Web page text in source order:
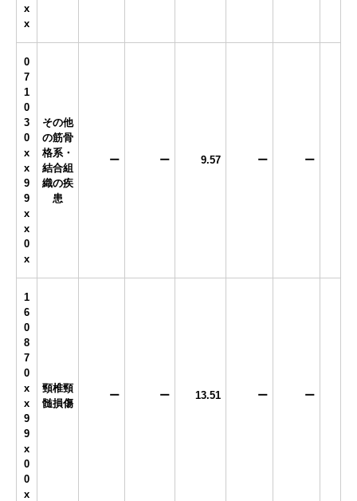
x
x
0
7
1
0
3
0
x
x
9
9
x
x
0
x
その他
の筋骨
格系・
結合組
織の疾
患
ー ー 9.57 ー ー
1
6
0
8
7
0
x
x
9
9
x
0
0
x
頸椎頸
髄損傷
ー ー 13.51 ー ー